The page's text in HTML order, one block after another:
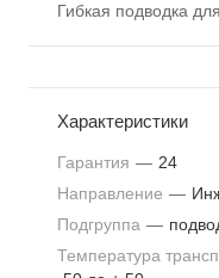
Гибкая подводка
Характеристики
Гарантия — 24
Направление —
Подгруппа —
Температура